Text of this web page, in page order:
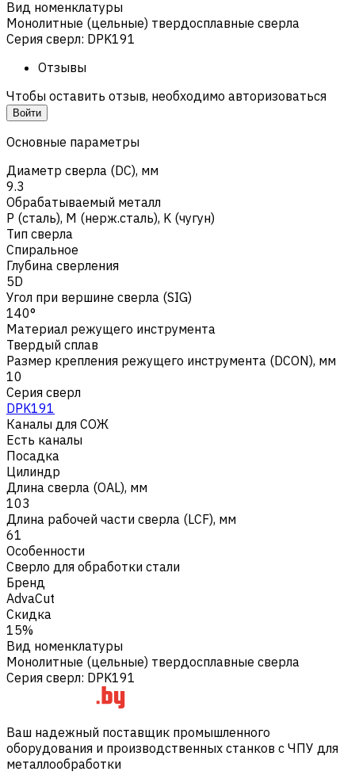
Вид номенклатуры
Монолитные (цельные) твердосплавные сверла
Серия сверл: DPK191
Отзывы
Чтобы оставить отзыв, необходимо авторизоваться
Войти
Основные параметры
Диаметр сверла (DC), мм
9.3
Обрабатываемый металл
Р (сталь), M (нерж.сталь), K (чугун)
Тип сверла
Спиральное
Глубина сверления
5D
Угол при вершине сверла (SIG)
140°
Материал режущего инструмента
Твердый сплав
Размер крепления режущего инструмента (DCON), мм
10
Серия сверл
DPK191
Каналы для СОЖ
Есть каналы
Посадка
Цилиндр
Длина сверла (OAL), мм
103
Длина рабочей части сверла (LCF), мм
61
Особенности
Сверло для обработки стали
Бренд
AdvaCut
Скидка
15%
Вид номенклатуры
Монолитные (цельные) твердосплавные сверла
Серия сверл: DPK191
Ваш надежный поставщик промышленного
оборудования и производственных станков с ЧПУ для
металлообработки